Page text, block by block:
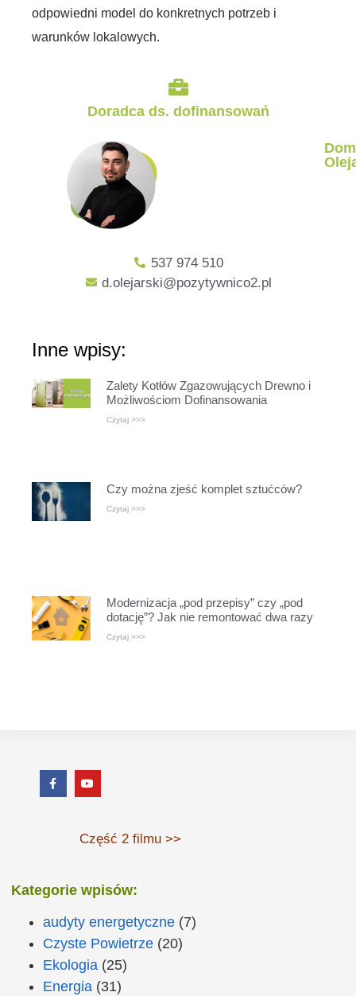
odpowiedni model do konkretnych potrzeb i
warunków lokalowych.
Doradca ds. dofinansowań
537 974 510
d.olejarski@pozytywnico2.pl
Inne wpisy:
Zalety Kotłów Zgazowujących Drewno i
Możliwościom Dofinansowania
Czytaj >>>
Czy można zjeść komplet sztućców?
Czytaj >>>
Modernizacja „pod przepisy” czy „pod
dotację”? Jak nie remontować dwa razy
Czytaj >>>
Część 2 filmu >>
Kategorie wpisów:
audyty energetyczne (7)
Czyste Powietrze (20)
Ekologia (25)
Energia (31)